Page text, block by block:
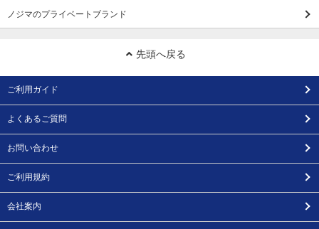
ノジマのプライベートブランド
先頭へ戻る
ご利用ガイド
よくあるご質問
お問い合わせ
ご利用規約
会社案内